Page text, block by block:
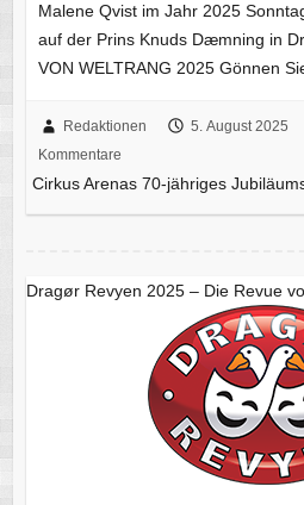
Malene Qvist im Jahr 2025
auf der Prins Knuds Dæmning in
VON WELTRANG 2025 Gönnen
Redaktionen 5. August 2025
Kommentare
Cirkus Arenas 70-jähriges
Dragør Revyen 2025 – Die Revue